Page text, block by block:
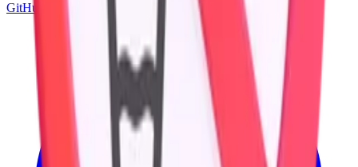
GitHub